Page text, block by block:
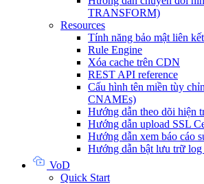
TRANSFORM)
Resources
Tính năng bảo mật liên kết
Rule Engine
Xóa cache trên CDN
REST API reference
Cấu hình tên miền tùy
CNAMEs)
Hướng dẫn theo dõi hiện
Hướng dẫn upload SSL
Hướng dẫn xem báo cáo
Hướng dẫn bật lưu trữ
VoD
Quick Start